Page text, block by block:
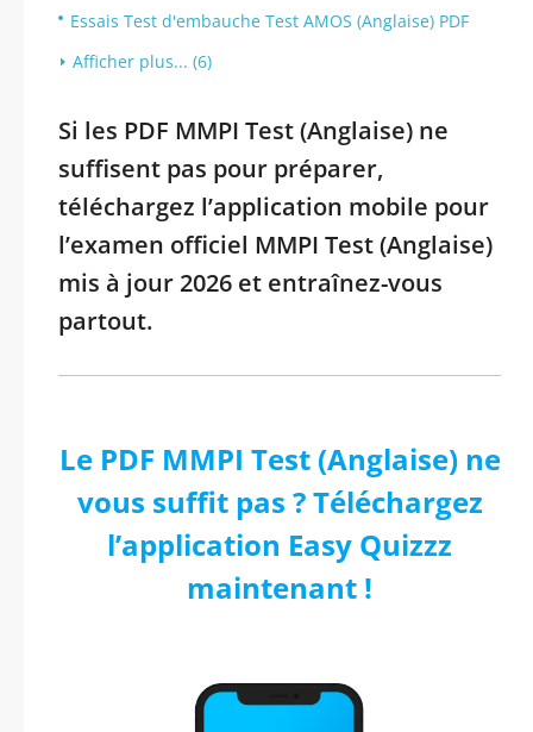
Essais Test d'embauche Test AMOS (Anglaise) PDF
Afficher plus... (6)
Si les PDF MMPI Test (Anglaise) ne
suffisent pas pour préparer,
téléchargez l’application mobile pour
l’examen officiel MMPI Test (Anglaise)
mis à jour 2026 et entraînez-vous
partout.
Le PDF MMPI Test (Anglaise) ne
vous suffit pas ? Téléchargez
l’application Easy Quizzz
maintenant !